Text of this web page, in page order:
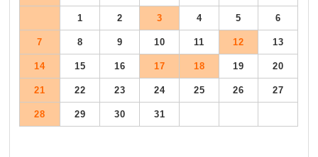
1 2 3 4 5 6
7 8 9 10 11 12 13
14 15 16 17 18 19 20
21 22 23 24 25 26 27
28 29 30 31